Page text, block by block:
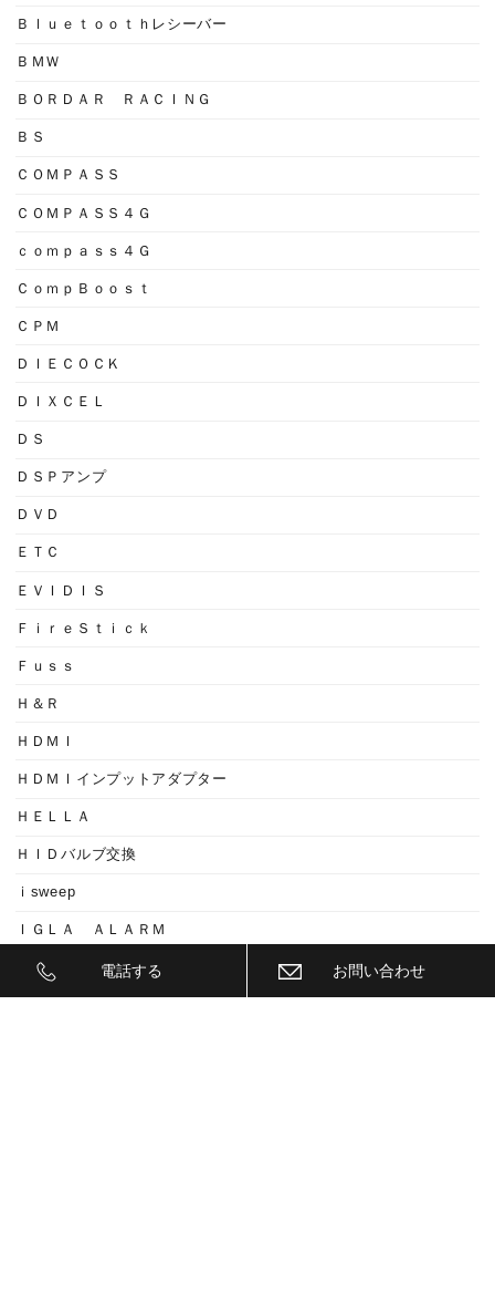
Ｂｌｕｅｔｏｏｔｈレシーバー
ＢＭＷ
ＢＯＲＤＡＲ ＲＡＣＩＮＧ
ＢＳ
ＣＯＭＰＡＳＳ
ＣＯＭＰＡＳＳ４Ｇ
ｃｏｍｐａｓｓ４Ｇ
ＣｏｍｐＢｏｏｓｔ
ＣＰＭ
ＤＩＥＣＯＣＫ
ＤＩＸＣＥＬ
ＤＳ
ＤＳＰアンプ
ＤＶＤ
ＥＴＣ
ＥＶＩＤＩＳ
ＦｉｒｅＳｔｉｃｋ
Ｆｕｓｓ
Ｈ＆Ｒ
ＨＤＭＩ
ＨＤＭＩインプットアダプター
ＨＥＬＬＡ
ＨＩＤバルブ交換
ｉsweep
ＩＧＬＡ ＡＬＡＲＭ
ＩＧＬＡ ＡＲＡＲＭ
電話する お問い合わせ